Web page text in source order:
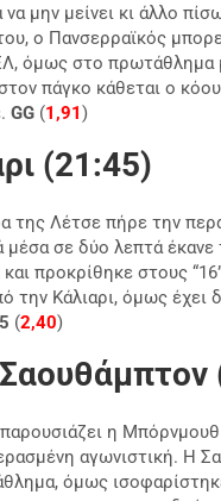
να μην μείνει κι άλλο
ο Πανσερραϊκός
όμως στο πρωτάθλημα
πάγκο κάθεται ο
GG (1,91)
(21:45)
της Λέτσε πήρε την
μέσα σε δύο λεπτά
προκρίθηκε στους
την Κάλιαρι, όμως έχει
(2,40)
η
αγωνιστική. Η
όμως